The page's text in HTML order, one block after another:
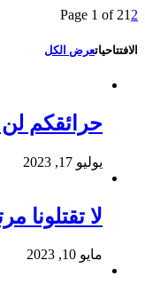
Page 1 of 212
الافتتاحياتعرض الكل
حرائقكم
يوليو 17, 2023
لا تقتلونا
مايو 10, 2023